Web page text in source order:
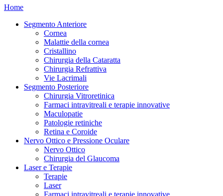
Home
Segmento Anteriore
Cornea
Malattie della cornea
Cristallino
Chirurgia della Cataratta
Chirurgia Refrattiva
Vie Lacrimali
Segmento Posteriore
Chirurgia Vitroretinica
Farmaci intravitreali e terapie innovative
Maculopatie
Patologie retiniche
Retina e Coroide
Nervo Ottico e Pressione Oculare
Nervo Ottico
Chirurgia del Glaucoma
Laser e Terapie
Terapie
Laser
Farmaci intravitreali e terapie innovative